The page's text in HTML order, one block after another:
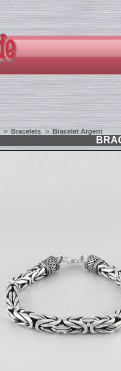
> Bracelets > Bracelet Argent